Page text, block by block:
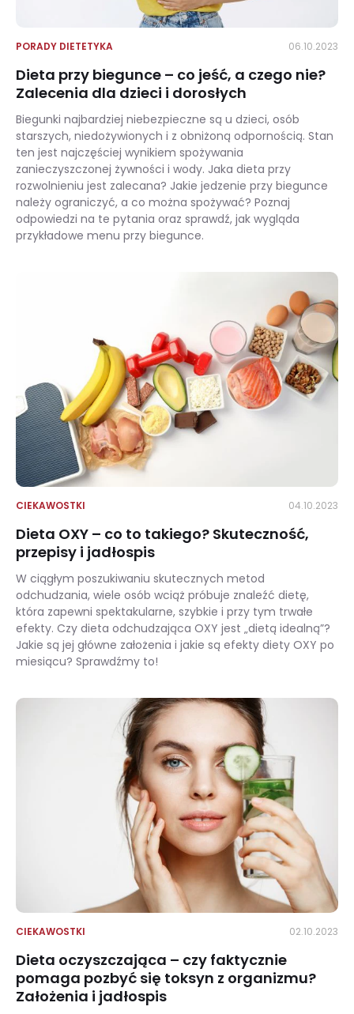
PORADY DIETETYKA 06.10.2023
Dieta przy biegunce – co jeść, a czego nie?
Zalecenia dla dzieci i dorosłych
Biegunki najbardziej niebezpieczne są u dzieci, osób
starszych, niedożywionych i z obniżoną odpornością. Stan
ten jest najczęściej wynikiem spożywania
zanieczyszczonej żywności i wody. Jaka dieta przy
rozwolnieniu jest zalecana? Jakie jedzenie przy biegunce
należy ograniczyć, a co można spożywać? Poznaj
odpowiedzi na te pytania oraz sprawdź, jak wygląda
przykładowe menu przy biegunce.
CIEKAWOSTKI 04.10.2023
Dieta OXY – co to takiego? Skuteczność,
przepisy i jadłospis
W ciągłym poszukiwaniu skutecznych metod
odchudzania, wiele osób wciąż próbuje znaleźć dietę,
która zapewni spektakularne, szybkie i przy tym trwałe
efekty. Czy dieta odchudzająca OXY jest „dietą idealną”?
Jakie są jej główne założenia i jakie są efekty diety OXY po
miesiącu? Sprawdźmy to!
CIEKAWOSTKI 02.10.2023
Dieta oczyszczająca – czy faktycznie
pomaga pozbyć się toksyn z organizmu?
Założenia i jadłospis